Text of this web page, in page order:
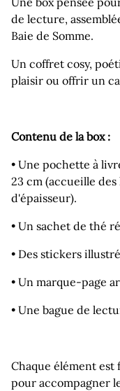
de lecture,
Baie de Somme.
Un coffret cosy,
plaisir ou offrir un
Contenu de la box :
• Une pochette à
23 cm (accueille des
d'épaisseur).
• Un sachet de thé
• Des stickers
• Un marque‑page
• Une bague de
Chaque élément est
pour accompagner